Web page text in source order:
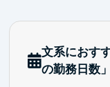
文系におす
の勤務日数」